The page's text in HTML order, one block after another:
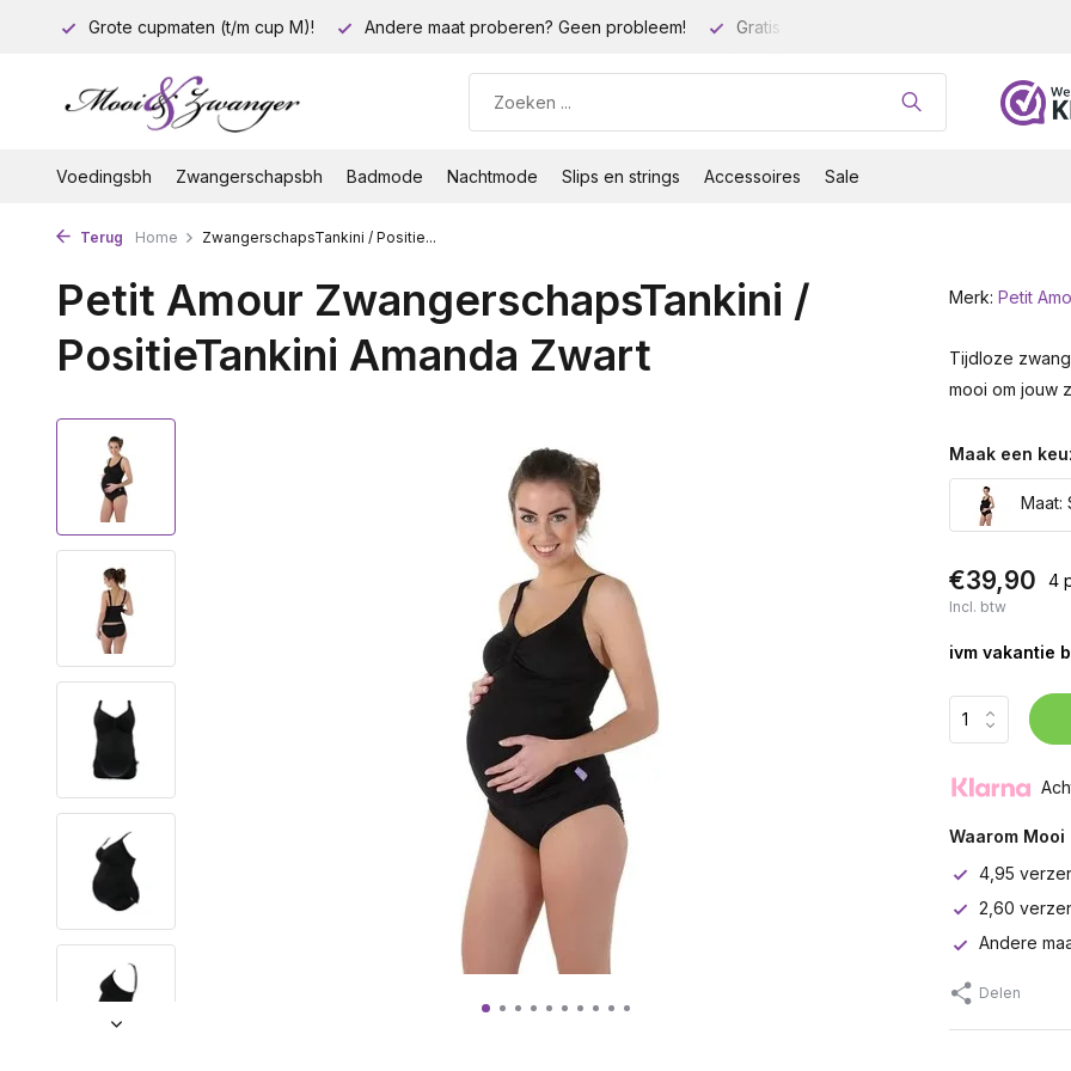
Grote cupmaten (t/m cup M)! Andere maat proberen? Geen probleem! Gratis verzending vanaf 35 euro!
Voedingsbh Zwangerschapsbh Badmode Nachtmode Slips en strings Accessoires Sale
Terug Home ZwangerschapsTankini / Positie...
Petit Amour ZwangerschapsTankini /
PositieTankini Amanda Zwart
Merk: Petit
Tijdloze
mooi om jouw
Maak een
Maat:
€39,90 4
Incl. btw
ivm vakantie
Waarom Mooi
4,95
2,60
Andere
Delen